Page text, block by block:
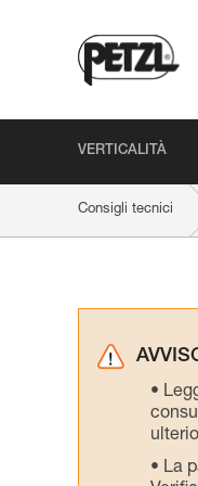
VERTICALITÀ
Consigli tecnici
La